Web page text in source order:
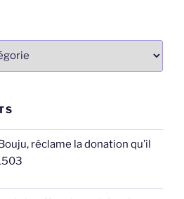
réclame la donation qu’il